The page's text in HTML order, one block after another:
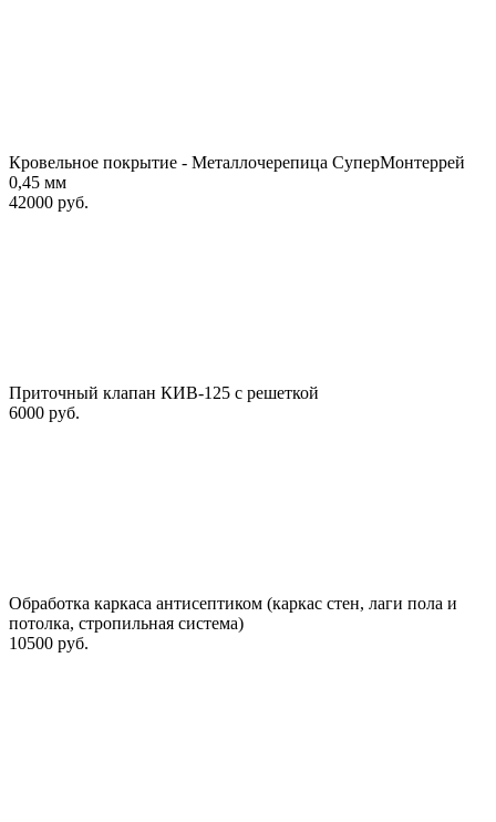
Кровельное покрытие - Металлочерепица СуперМонтеррей
0,45 мм
42000 руб.
Приточный клапан КИВ-125 с решеткой
6000 руб.
Обработка каркаса антисептиком (каркас стен, лаги пола и
потолка, стропильная система)
10500 руб.